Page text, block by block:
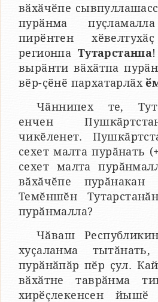
вӑхӑчӗпе
пурӑнма
пирӗнтен
регионпа Тутарстанпа
вырӑнти вӑхӑтпа
вӗр-ҫӗнӗ пархатарлӑх
Чӑннипех те,
енчен
чикӗленет.
сехет малта пурӑнать
сехет малта
вӑхӑчӗпе пурӑнакан
Темӗншӗн
пурӑнмалла?
Чӑваш
хуҫаланма
пурӑнӑпӑр пӗр ҫул.
вӑхӑтне таврӑнма
хирӗҫлекенсен